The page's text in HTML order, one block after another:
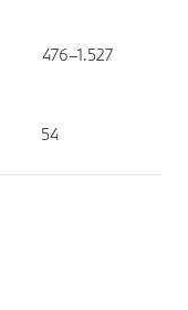
476–1.527
54